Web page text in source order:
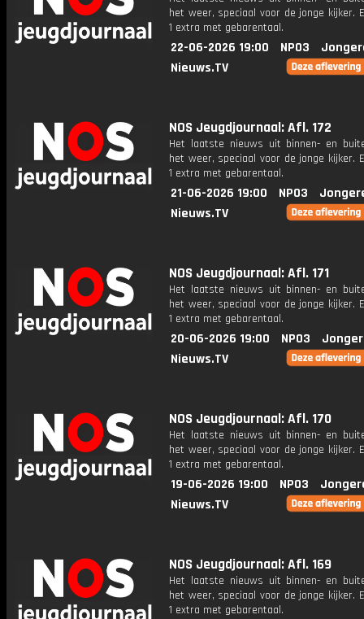
het weer, speciaal voor de jonge kijker.
1 extra met gebarentaal.
22-06-2026 19:00 NPO3
Nieuws.TV
NOS Jeugdjournaal: Afl. 172
Het laatste nieuws uit binnen- en
het weer, speciaal voor de jonge kijker.
1 extra met gebarentaal.
21-06-2026 19:00 NPO3
Nieuws.TV
NOS Jeugdjournaal: Afl. 171
Het laatste nieuws uit binnen- en
het weer, speciaal voor de jonge kijker.
1 extra met gebarentaal.
20-06-2026 19:00 NPO3
Nieuws.TV
NOS Jeugdjournaal: Afl. 170
Het laatste nieuws uit binnen- en
het weer, speciaal voor de jonge kijker.
1 extra met gebarentaal.
19-06-2026 19:00 NPO3
Nieuws.TV
NOS Jeugdjournaal: Afl. 169
Het laatste nieuws uit binnen- en
het weer, speciaal voor de jonge kijker.
1 extra met gebarentaal.